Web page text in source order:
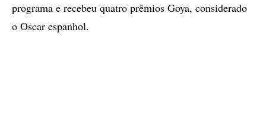
programa e recebeu quatro prêmios Goya, considerado
o Oscar espanhol.